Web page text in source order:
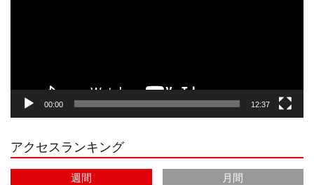
r
a
e
C
00:00 12:37
アクセスランキング
週間
月間